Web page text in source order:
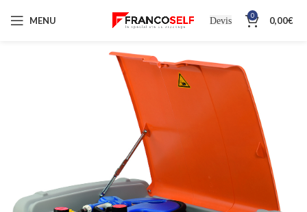
MENU Devis 0 0,00€